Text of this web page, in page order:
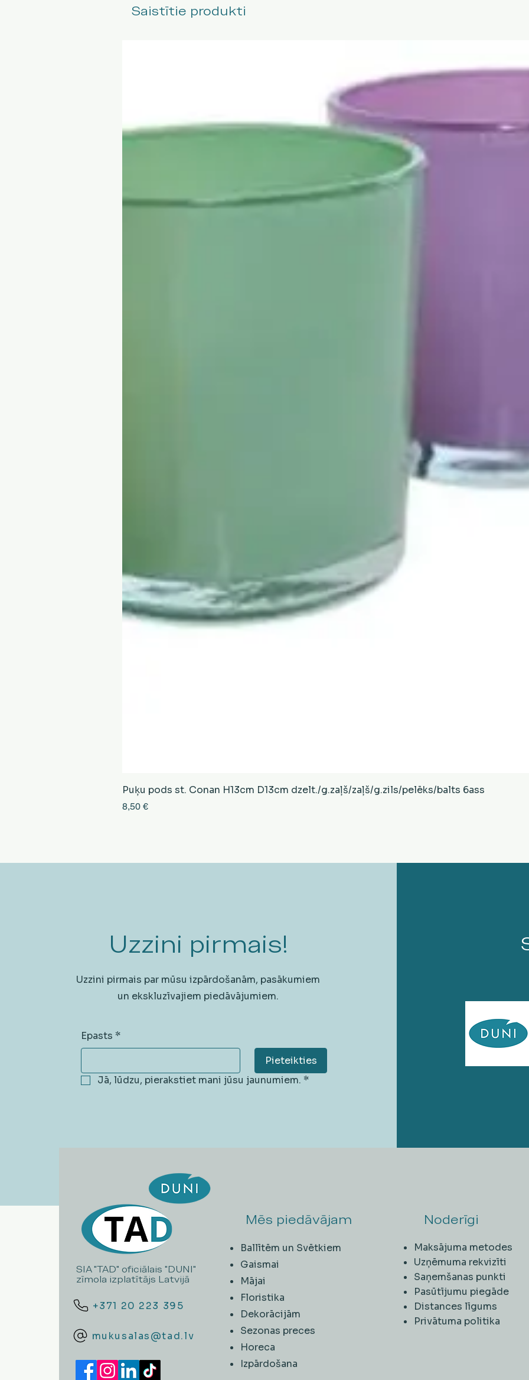
Saistītie produkti
Ātrais skats
Puķu pods st. Conan H13cm D13cm dzelt./g.zaļš/zaļš/g.zils/pelēks/balts 6ass
Cena
8,50 €
Uzzini pirmais!
Uzzini pirmais par mūsu izpārdošanām, pasākumiem
un ekskluzīvajiem piedāvājumiem.
Epasts *
Pieteikties
Jā, lūdzu, pierakstiet mani jūsu jaunumiem. *
SIA "TAD" oficiālais "DUNI"
zīmola izplatītājs Latvijā
+371 20 223 395
mukusalas@tad.lv
Mēs piedāvājam
Ballītēm un Svētkiem
Gaismai
Mājai
Floristika
Dekorācijām
Sezonas preces
Horeca
​Izpārdošana
Noderīgi
Maksājuma metodes
Uzņēmuma rekvizīti
Saņemšanas punkti
Pasūtījumu piegāde
Distances līgums
Privātuma politika